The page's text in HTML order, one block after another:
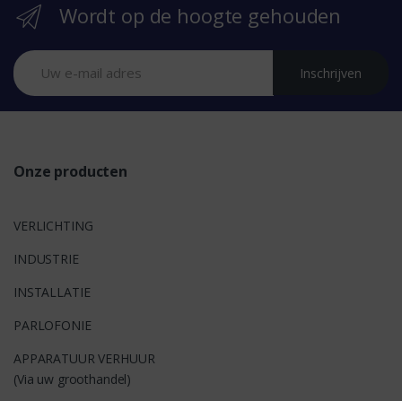
Wordt op de hoogte gehouden
Inschrijven
Onze producten
VERLICHTING
INDUSTRIE
INSTALLATIE
PARLOFONIE
APPARATUUR VERHUUR
(Via uw groothandel)